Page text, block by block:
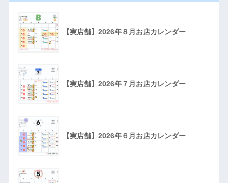
【実店舗】2026年８月お店カレンダー
【実店舗】2026年７月お店カレンダー
【実店舗】2026年６月お店カレンダー